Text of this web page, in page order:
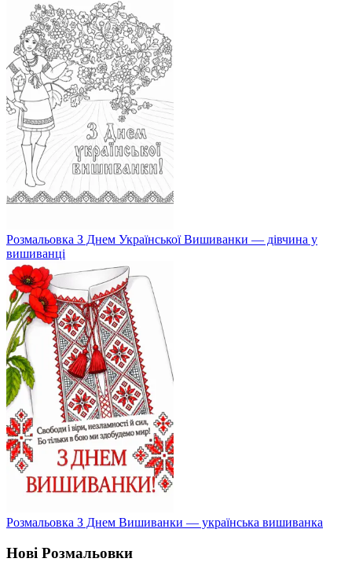
Розмальовка З Днем Української Вишиванки — дівчина у
вишиванці
Розмальовка З Днем Вишиванки — українська вишиванка
Нові Розмальовки